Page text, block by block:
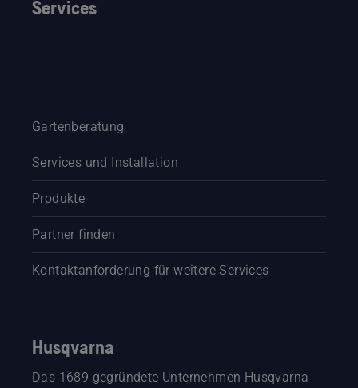
Services
Gartenberatung
Services und Installation
Produkte
Partner finden
Kontaktanforderung für weitere Services
Husqvarna
Das 1689 gegründete Unternehmen Husqvarna